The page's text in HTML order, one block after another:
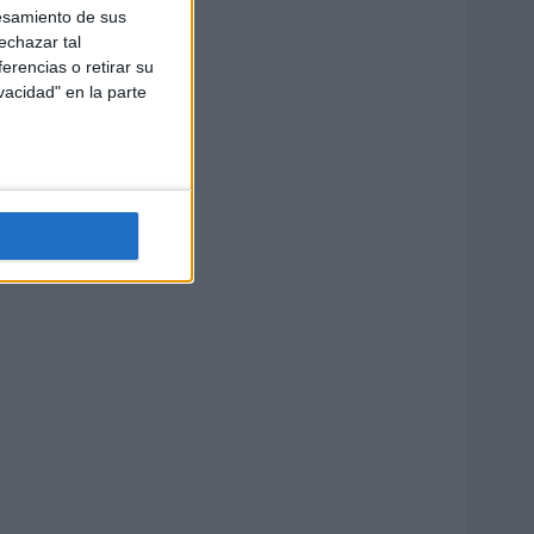
de sus
tal
o retirar su
en la parte